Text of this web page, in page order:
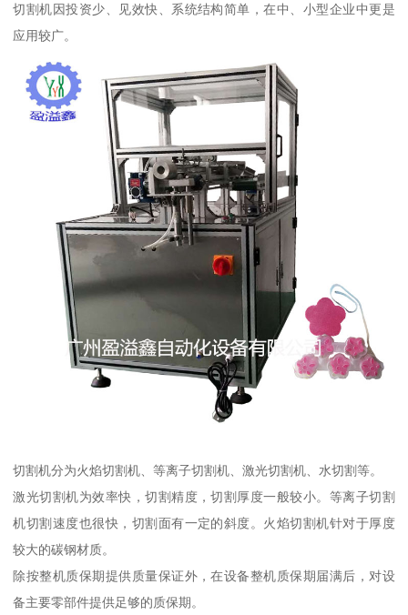
切割机因投资少、见效快、系统结构简单，在中、小型企业中更是
应用较广。
切割机分为火焰切割机、等离子切割机、激光切割机、水切割等。
激光切割机为效率快，切割精度，切割厚度一般较小。等离子切割
机切割速度也很快，切割面有一定的斜度。火焰切割机针对于厚度
较大的碳钢材质。
除按整机质保期提供质量保证外，在设备整机质保期届满后，对设
备主要零部件提供足够的质保期。